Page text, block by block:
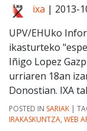
ixa | 2013-
UPV/EHUko
ikasturteko
Iñigo Lopez
urriaren 18an
Donostian. IXA
POSTED IN SARIAK |
IRAKASKUNTZA, WEB